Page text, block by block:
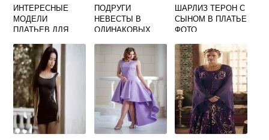
ИНТЕРЕСНЫЕ
МОДЕЛИ
ПЛАТЬЕВ ДЛЯ
ЖЕНЩИН ФОТО
ПОДРУГИ
НЕВЕСТЫ В
ОДИНАКОВЫХ
ШАРЛИЗ ТЕРОН С
СЫНОМ В ПЛАТЬЕ
ФОТО